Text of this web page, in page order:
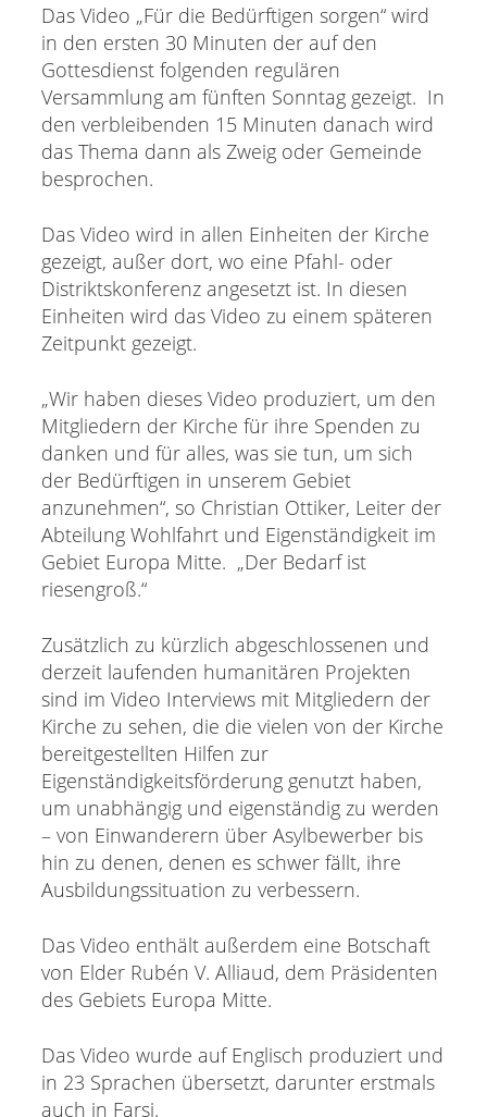
Das Video „Für die Bedürftigen sorgen“ wird
in den ersten 30 Minuten der auf den
Gottesdienst folgenden regulären
Versammlung am fünften Sonntag gezeigt. In
den verbleibenden 15 Minuten danach wird
das Thema dann als Zweig oder Gemeinde
besprochen.
Das Video wird in allen Einheiten der Kirche
gezeigt, außer dort, wo eine Pfahl- oder
Distriktskonferenz angesetzt ist. In diesen
Einheiten wird das Video zu einem späteren
Zeitpunkt gezeigt.
„Wir haben dieses Video produziert, um den
Mitgliedern der Kirche für ihre Spenden zu
danken und für alles, was sie tun, um sich
der Bedürftigen in unserem Gebiet
anzunehmen“, so Christian Ottiker, Leiter der
Abteilung Wohlfahrt und Eigenständigkeit im
Gebiet Europa Mitte. „Der Bedarf ist
riesengroß.“
Zusätzlich zu kürzlich abgeschlossenen und
derzeit laufenden humanitären Projekten
sind im Video Interviews mit Mitgliedern der
Kirche zu sehen, die die vielen von der Kirche
bereitgestellten Hilfen zur
Eigenständigkeitsförderung genutzt haben,
um unabhängig und eigenständig zu werden
– von Einwanderern über Asylbewerber bis
hin zu denen, denen es schwer fällt, ihre
Ausbildungssituation zu verbessern.
Das Video enthält außerdem eine Botschaft
von Elder Rubén V. Alliaud, dem Präsidenten
des Gebiets Europa Mitte.
Das Video wurde auf Englisch produziert und
in 23 Sprachen übersetzt, darunter erstmals
auch in Farsi.